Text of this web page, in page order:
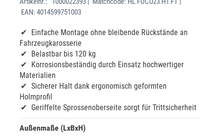
EAN: 4014599751003
Einfache Montage ohne bleibende Rückstände an
Fahrzeugkarosserie
Belastbar bis 120 kg
Korrosionsbeständig durch Einsatz hochwertiger
Materialien
Sicherer Halt dank ergonomisch geformten
Holmprofil
Geriffelte Sprossenoberseite sorgt für Trittsicherheit
Außenmaße (LxBxH)